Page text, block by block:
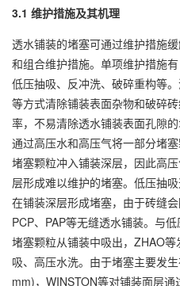
3.1 维护措施及其机理
透水铺装的堵塞可通过维护措施
和组合维护措施。单项维护措施
低压抽吸、反冲洗、破碎重构等
等方式清除铺装表面杂物和破碎
率，不易清除透水铺装表面孔隙
通过高压水和高压气将一部分堵
堵塞颗粒冲入铺装深层，因此高
层形成难以维护的堵塞。低压抽
在铺装深层形成堵塞，由于砖缝
PCP、PAP等无缝透水铺装。与
堵塞颗粒从铺装中吸出，ZHAO
吸、高压水洗。由于堵塞主要发
mm)，WINSTON等对铺装面层